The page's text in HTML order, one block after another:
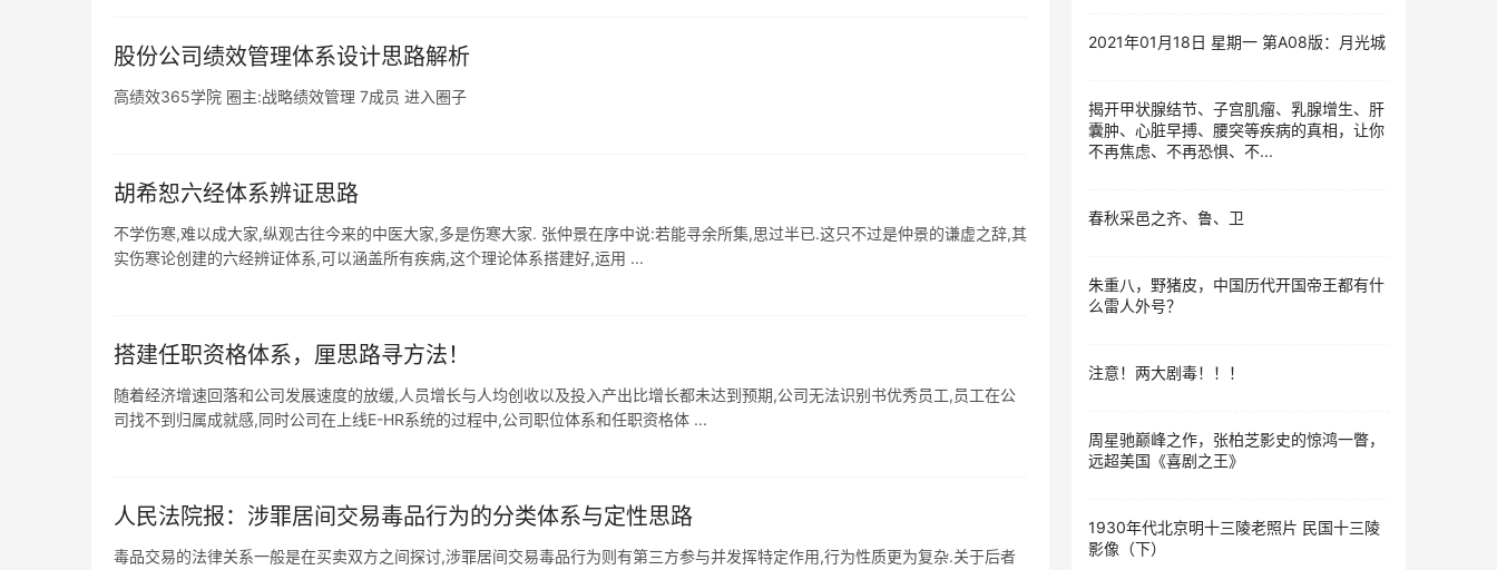
股份公司绩效管理体系设计思路解析
高绩效365学院 圈主:战略绩效管理 7成员 进入圈子
胡希恕六经体系辨证思路
不学伤寒,难以成大家,纵观古往今来的中医大家,多是伤寒大家. 张仲景在序中说:若能寻余所集,思过半已.这只不过是仲景的谦虚之辞,其
实伤寒论创建的六经辨证体系,可以涵盖所有疾病,这个理论体系搭建好,运用 ...
搭建任职资格体系，厘思路寻方法！
随着经济增速回落和公司发展速度的放缓,人员增长与人均创收以及投入产出比增长都未达到预期,公司无法识别书优秀员工,员工在公
司找不到归属成就感,同时公司在上线E-HR系统的过程中,公司职位体系和任职资格体 ...
人民法院报：涉罪居间交易毒品行为的分类体系与定性思路
毒品交易的法律关系一般是在买卖双方之间探讨,涉罪居间交易毒品行为则有第三方参与并发挥特定作用,行为性质更为复杂.关于后者
2021年01月18日 星期一 第A08版：月光城
​揭开甲状腺结节、子宫肌瘤、乳腺增生、肝
囊肿、心脏早搏、腰突等疾病的真相，让你
不再焦虑、不再恐惧、不...
春秋采邑之齐、鲁、卫
朱重八，野猪皮，中国历代开国帝王都有什
么雷人外号？
注意！两大剧毒！！！
周星驰巅峰之作，张柏芝影史的惊鸿一瞥，
远超美国《喜剧之王》
1930年代北京明十三陵老照片 民国十三陵
影像（下）